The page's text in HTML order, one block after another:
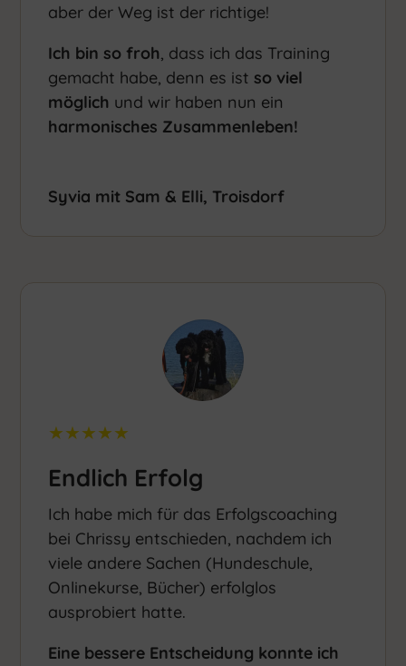
aber der Weg ist der richtige!
Ich bin so froh, dass ich das Training
gemacht habe, denn es ist so viel
möglich und wir haben nun ein
harmonisches Zusammenleben!
Syvia mit Sam & Elli, Troisdorf
★★★★★
Endlich Erfolg
Ich habe mich für das Erfolgscoaching
bei Chrissy entschieden, nachdem ich
viele andere Sachen (Hundeschule,
Onlinekurse, Bücher) erfolglos
ausprobiert hatte.
Eine bessere Entscheidung konnte ich